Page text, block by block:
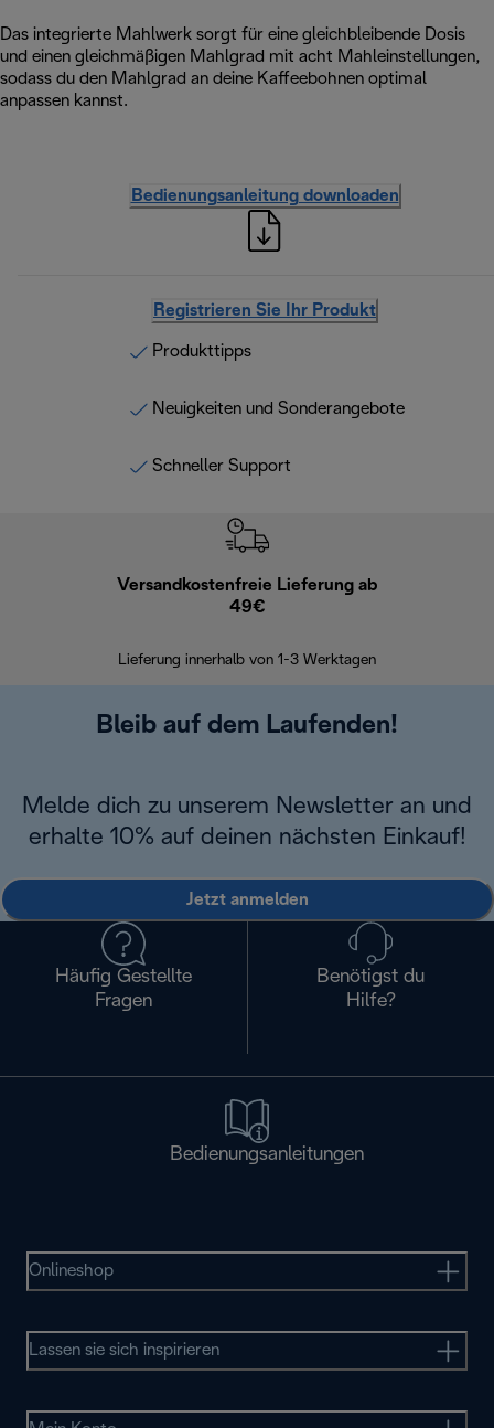
Das integrierte Mahlwerk sorgt für eine gleichbleibende Dosis
und einen gleichmäßigen Mahlgrad mit acht Mahleinstellungen,
sodass du den Mahlgrad an deine Kaffeebohnen optimal
anpassen kannst.
Bedienungsanleitung downloaden
Registrieren Sie Ihr Produkt
Produkttipps
Neuigkeiten und Sonderangebote
Schneller Support
Versandkostenfreie Lieferung ab
49€
Lieferung innerhalb von 1-3 Werktagen
Bleib auf dem Laufenden!
Melde dich zu unserem Newsletter an und
erhalte 10% auf deinen nächsten Einkauf!
Jetzt anmelden
Häufig Gestellte
Fragen
Benötigst du
Hilfe?
Bedienungsanleitungen
Onlineshop
Lassen sie sich inspirieren